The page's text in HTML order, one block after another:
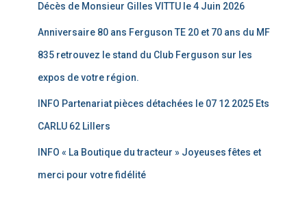
Décès de Monsieur Gilles VITTU le 4 Juin 2026
Anniversaire 80 ans Ferguson TE 20 et 70 ans du MF
835 retrouvez le stand du Club Ferguson sur les
expos de votre région.
INFO Partenariat pièces détachées le 07 12 2025 Ets
CARLU 62 Lillers
INFO « La Boutique du tracteur » Joyeuses fêtes et
merci pour votre fidélité